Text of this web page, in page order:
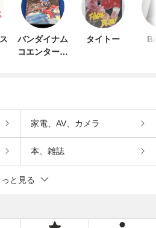
バンダイナム
コエンターテ
タイトー
家電、AV、カメラ
本、雑誌
っと見る